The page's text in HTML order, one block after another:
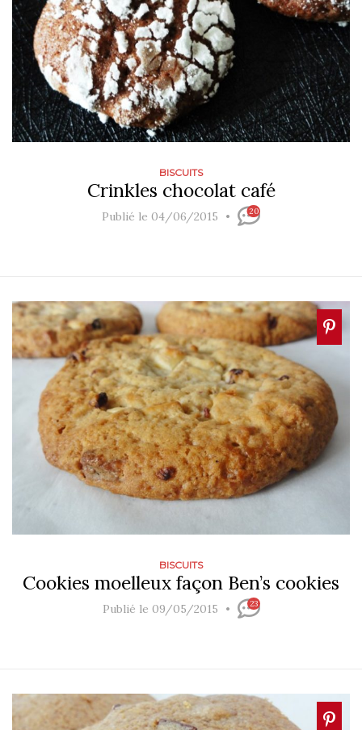
BISCUITS
Crinkles chocolat café
Publié le 04/06/2015 20
BISCUITS
Cookies moelleux façon Ben’s cookies
Publié le 09/05/2015 23